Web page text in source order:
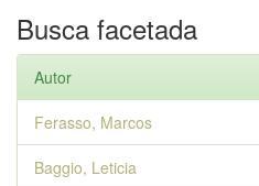
Busca facetada
Autor
Ferasso, Marcos
Baggio, Leticia